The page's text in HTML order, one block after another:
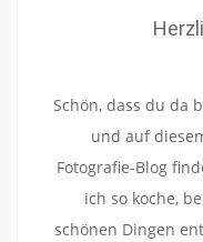
Schön, dass du da
und auf
Fotografie-Blog
ich so koche,
schönen Dingen